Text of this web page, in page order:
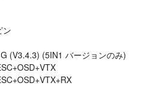
ン
(V3.4.3) (5IN1 バージョンのみ)